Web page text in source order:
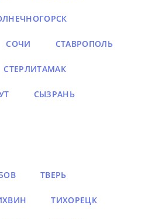
СОЧИ СТАВРОПОЛЬ
СТЕРЛИТАМАК
СЫЗРАНЬ
ТВЕРЬ
ТИХОРЕЦК